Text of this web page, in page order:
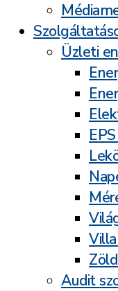
Üzleti
Audit